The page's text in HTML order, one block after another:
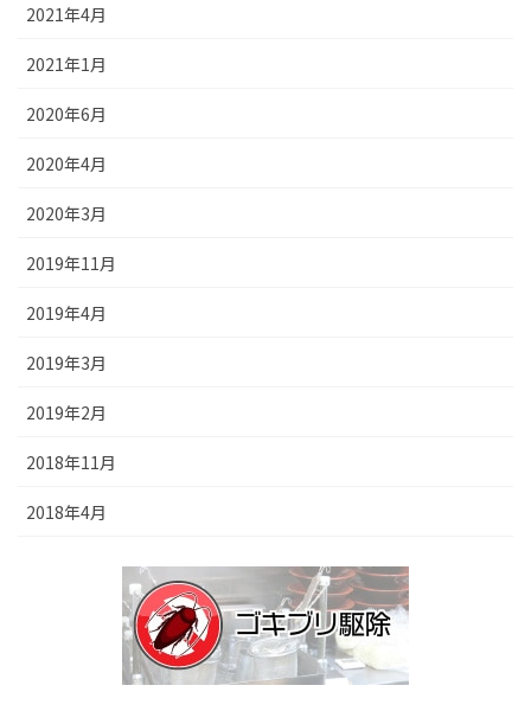
2021年4月
2021年1月
2020年6月
2020年4月
2020年3月
2019年11月
2019年4月
2019年3月
2019年2月
2018年11月
2018年4月